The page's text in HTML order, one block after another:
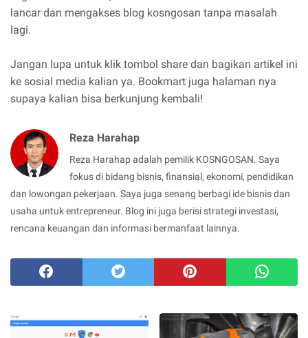
lancar dan mengakses blog kosngosan tanpa masalah
lagi.
Jangan lupa untuk klik tombol share dan bagikan artikel ini
ke sosial media kalian ya. Bookmart juga halaman nya
supaya kalian bisa berkunjung kembali!
Reza Harahap
Reza Harahap adalah pemilik KOSNGOSAN. Saya
fokus di bidang bisnis, finansial, ekonomi, pendidikan
dan lowongan pekerjaan. Saya juga senang berbagi ide bisnis dan
usaha untuk entrepreneur. Blog ini juga berisi strategi investasi,
rencana keuangan dan informasi bermanfaat lainnya.